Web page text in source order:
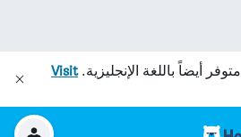
متوفر أيضاً باللغة الإنجليزية.Visit